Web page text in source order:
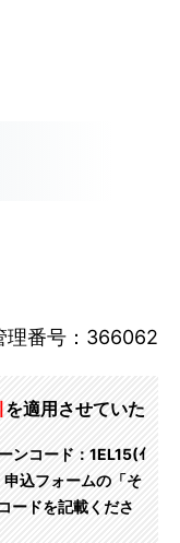
理番号：366062
を適用させていた
ンコード：1EL15(ｲ
申込フォームの「そ
ードを記載くださ